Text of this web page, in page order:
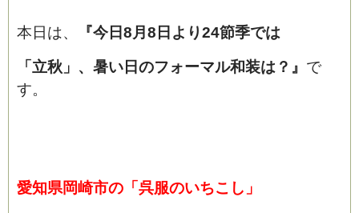
本日は、 『今日8月8日より24節季では
「立秋」、暑い日のフォーマル和装は？』 で
す。
愛知県岡崎市の「呉服のいちこし」